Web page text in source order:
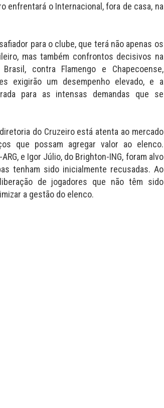
enfrentará o Internacional, fora de casa, na
para o clube, que terá não apenas os
mas também confrontos decisivos na
contra Flamengo e Chapecoense,
exigirão um desempenho elevado, e a
para as intensas demandas que se
do Cruzeiro está atenta ao mercado
que possam agregar valor ao elenco.
e Igor Júlio, do Brighton-ING, foram alvo
tenham sido inicialmente recusadas. Ao
de jogadores que não têm sido
a gestão do elenco.